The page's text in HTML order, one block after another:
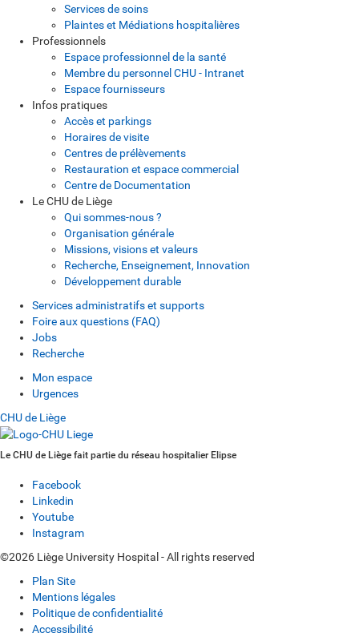
Services de soins
Plaintes et Médiations hospitalières
Professionnels
Espace professionnel de la santé
Membre du personnel CHU - Intranet
Espace fournisseurs
Infos pratiques
Accès et parkings
Horaires de visite
Centres de prélèvements
Restauration et espace commercial
Centre de Documentation
Le CHU de Liège
Qui sommes-nous ?
Organisation générale
Missions, visions et valeurs
Recherche, Enseignement, Innovation
Développement durable
Services administratifs et supports
Foire aux questions (FAQ)
Jobs
Recherche
Mon espace
Urgences
CHU de Liège
Le CHU de Liège fait partie du réseau hospitalier Elipse
Facebook
Linkedin
Youtube
Instagram
©2026 Liège University Hospital - All rights reserved
Plan Site
Mentions légales
Politique de confidentialité
Accessibilité